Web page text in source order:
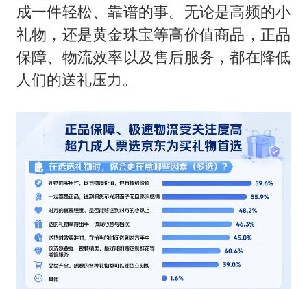
成一件轻松、靠谱的事。无论是高频的小
礼物，还是黄金珠宝等高价值商品，正品
保障、物流效率以及售后服务，都在降低
人们的送礼压力。